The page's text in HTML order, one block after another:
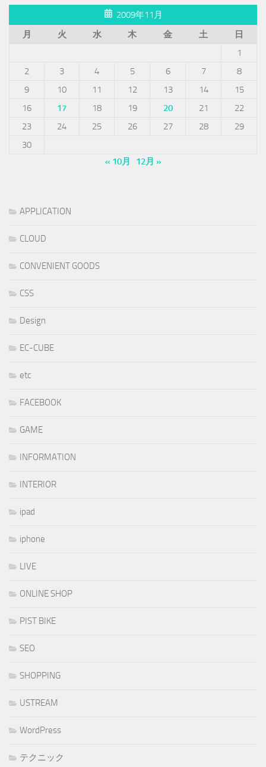
2009年11月
月
火 水 木 金 土
日
1
2
3 4 5 6 7
8
9
10 11 12 13 14
15
16
17 18 19 20 21
22
23
24 25 26 27 28
29
30
« 10月
12月 »
APPLICATION
CLOUD
CONVENIENT GOODS
CSS
Design
EC-CUBE
etc
FACEBOOK
GAME
INFORMATION
INTERIOR
ipad
iphone
LIVE
ONLINE SHOP
PIST BIKE
SEO
SHOPPING
USTREAM
WordPress
テクニック